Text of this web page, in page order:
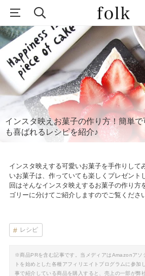
インスタ映えお菓子の作り方！簡単
も喜ばれるレシピを紹介♪
インスタ映えする可愛いお菓子を手作りして
いお菓子は、作っていても楽しくプレゼント
回はそんなインスタ映えするお菓子の作り方
ゴリーに分けてご紹介しますのでご覧くださ
レシピ
※商品PRを含む記事です。当メディアはAmazonアソ
トを始めとした各種アフィリエイトプログラムに参加
事で紹介している商品を購入すると、売上の一部が弊